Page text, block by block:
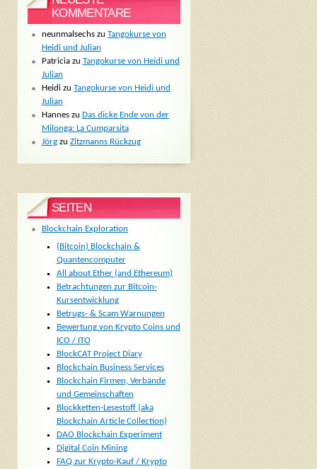
KOMMENTARE
neunmalsechszu Tangokurse von
Heidi und Julian
Patriciazu Tangokurse von Heidi und
Julian
Heidizu Tangokurse von Heidi und
Julian
Hanneszu Das dicke Ende von der
Milonga: La Cumparsita
Jörgzu Zitzmanns Rückzug
SEITEN
Blockchain Exploration
(Bitcoin) Blockchain &
Quantencomputer
All about Ether (and Ethereum)
Betrachtungen zur Bitcoin-
Kursentwicklung
Betrugs- & Scam Warnungen
Bewertung von Krypto Coins und
ICO / ITO
BlockCAT Project Diary
Blockchain Business Services
Blockchain Firmen, Verbände
und Gemeinschaften
Blockketten-Lesestoff (aka
Blockchain Article Collection)
DAO Blockchain Experiment
Digital Coin Mining
FAQ zur Krypto-Kauf / Krypto